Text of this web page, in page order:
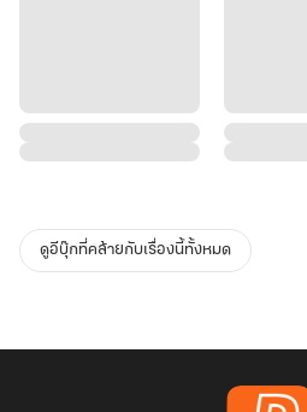
ดูอีบุ๊กที่คล้ายกับเรื่องนี้ทั้งหมด